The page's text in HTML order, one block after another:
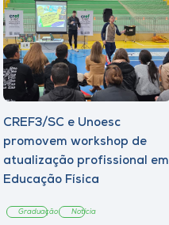
CREF3/SC e Unoesc
promovem workshop de
atualização profissional em
Educação Física
Graduação Notícia